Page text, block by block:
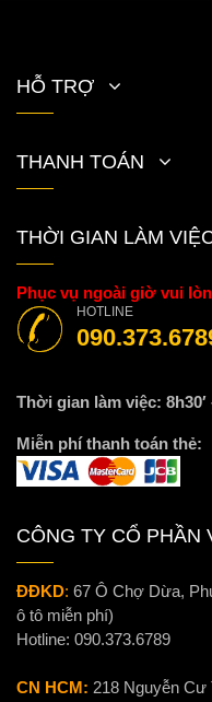
HỖ TRỢ
THANH TOÁN
THỜI GIAN LÀM
Phục vụ ngoài giờ vui
HOTLINE
Thời gian làm việc: 8h30′
Miễn phí thanh toán thẻ:
CÔNG TY CỔ PHẦN
ĐĐKD: 67 Ô Chợ Dừa,
ô tô miễn phí)
Hotline: 090.373.6789
CN HCM: 218 Nguyễn Cư